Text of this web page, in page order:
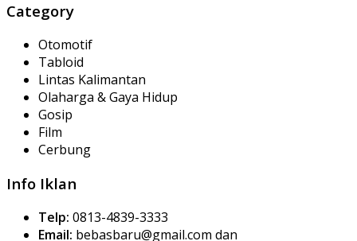
Category
Otomotif
Tabloid
Lintas Kalimantan
Olaharga & Gaya Hidup
Gosip
Film
Cerbung
Info Iklan
Telp: 0813-4839-3333
Email: bebasbaru@gmail.com dan